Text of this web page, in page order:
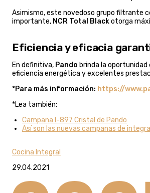
Asimismo, este novedoso grupo filtrante
importante, NCR Total Blackotorga
Eficiencia y eficacia
En definitiva, Pando brinda la
eficiencia energética y excelentes
*Para más información: https://
*Lea también:
Campana I-897 Cristal de Pando
Así son las nuevas campanas de
Cocina Integral
29.04.2021